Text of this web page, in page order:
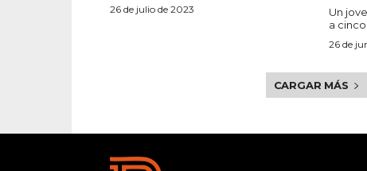
26 de julio de 2023
Un
a cinco
26 de
CARGAR MÁS